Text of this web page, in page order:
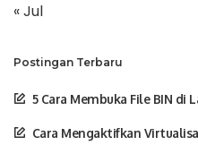
« Jul
Postingan Terbaru
5 Cara Membuka File BIN di
Cara Mengaktifkan